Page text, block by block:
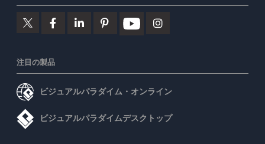
注目の製品
ビジュアルパラダイム・オンライン
ビジュアルパラダイムデスクトップ